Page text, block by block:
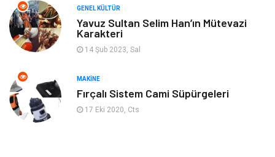
Ev İşleri
Aksesuar
Gençlik Eğlence
İnternet
GENEL KÜLTÜR
Yavuz Sultan Selim Han’ın Mütevazi
Karakteri
14 Şub 2023, Sal
MAKINE
Fırçalı Sistem Cami Süpürgeleri
17 Eki 2020, Cts